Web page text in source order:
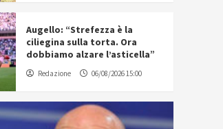
Augello: “Strefezza è la
ciliegina sulla torta. Ora
dobbiamo alzare l’asticella”
Redazione 06/08/2026 15:00